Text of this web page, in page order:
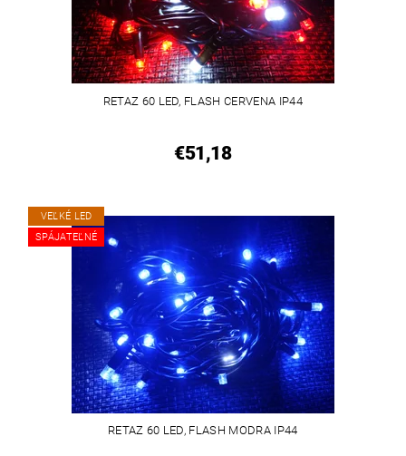
RETAZ 60 LED, FLASH CERVENA IP44
€51,18
VEĽKÉ LED
SPÁJATEĽNÉ
RETAZ 60 LED, FLASH MODRA IP44